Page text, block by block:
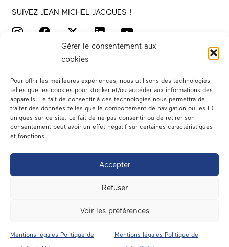
Gérer le consentement aux
cookies
Pour offrir les meilleures expériences, nous utilisons des technologies
telles que les cookies pour stocker et/ou accéder aux informations des
appareils. Le fait de consentir à ces technologies nous permettra de
traiter des données telles que le comportement de navigation ou les ID
uniques sur ce site. Le fait de ne pas consentir ou de retirer son
consentement peut avoir un effet négatif sur certaines caractéristiques
et fonctions.
Accepter
Refuser
Voir les préférences
Mentions légales Politique de
Mentions légales Politique de
SUIVEZ JEAN-MICHEL JACQUES !
Votre député
Dans les médias
En circonscription
A l’assemblée
Contact